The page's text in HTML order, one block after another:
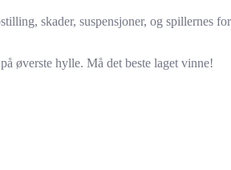
skader, suspensjoner, og spillernes
øverste hylle. Må det beste laget vinne!